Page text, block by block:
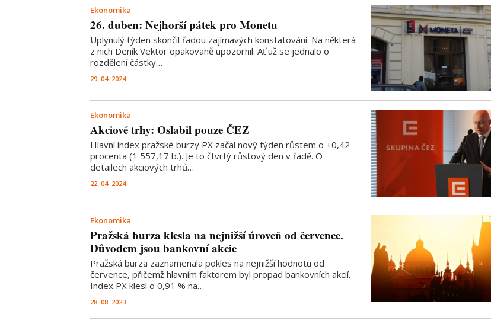
Ekonomika
26. duben: Nejhorší pátek pro Monetu
Uplynulý týden skončil řadou zajímavých konstatování. Na některá
z nich Deník Vektor opakovaně upozornil. Ať už se jednalo o
rozdělení částky…
29. 04. 2024
Ekonomika
Akciové trhy: Oslabil pouze ČEZ
Hlavní index pražské burzy PX začal nový týden růstem o +0,42
procenta (1 557,17 b.). Je to čtvrtý růstový den v řadě. O
detailech akciových trhů…
22. 04. 2024
Ekonomika
Pražská burza klesla na nejnižší úroveň od července.
Důvodem jsou bankovní akcie
Pražská burza zaznamenala pokles na nejnižší hodnotu od
července, přičemž hlavním faktorem byl propad bankovních akcií.
Index PX klesl o 0,91 % na…
28. 08. 2023